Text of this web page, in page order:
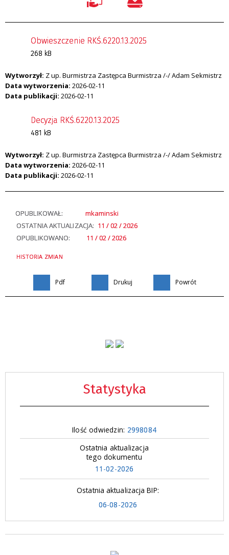
Statystyka
Ilość odwiedzin: 2998084
Ostatnia aktualizacja
tego dokumentu
11-02-2026
Ostatnia aktualizacja BIP:
06-08-2026
Obwieszczenie RKŚ.6220.13.2025
268 kB
Wytworzył: Z up. Burmistrza Zastępca Burmistrza /-/ Adam Sekmistrz
Data wytworzenia: 2026-02-11
Data publikacji: 2026-02-11
Decyzja RKŚ.6220.13.2025
481 kB
Wytworzył: Z up. Burmistrza Zastępca Burmistrza /-/ Adam Sekmistrz
Data wytworzenia: 2026-02-11
Data publikacji: 2026-02-11
OPUBLIKOWAŁ:
mkaminski
OSTATNIA AKTUALIZACJA: 11 / 02 / 2026
OPUBLIKOWANO:
11 / 02 / 2026
HISTORIA ZMIAN
Pdf Drukuj Powrót